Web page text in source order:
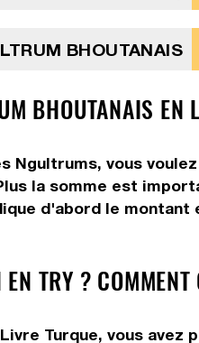
BHOUTANAIS
BHOUTANAIS EN
Ngultrums, vous
la somme est
d'abord le
TRY ?
Turque, vous